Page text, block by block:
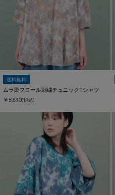
送料無料
ムラ染フロール刺繍チュニックTシャツ
￥8,690(税込)